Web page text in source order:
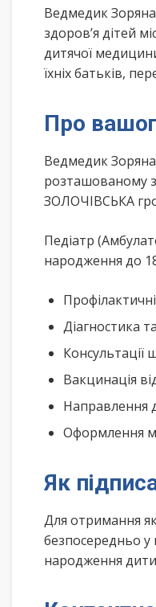
Ведмедик Зоряна
здоров’я дітей
дитячої
їхніх батьків,
Про
Ведмедик Зоряна
розташованому
ЗОЛОЧІВСЬКА
Педіатр
народження до
Діагностика
Консультації
Вакцинація
Направлення
Оформлення
Як
Для отримання
безпосередньо у
народження